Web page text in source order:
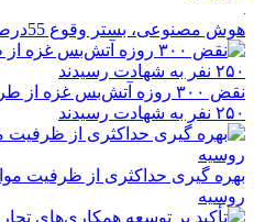
هوش مصنوعی، بستر وقوع 55درصد جرایم سایبری آفریقاست
نقض ۳۰۰ روزه آتش‌بس غزه
۲۵۰ نفر به شهادت رسیدند
بهره گیری حداکثری از ظرفیت
روسیه